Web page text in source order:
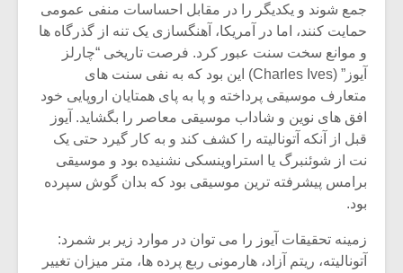
جمع شوند و یکدیگر را در مقابل احساسات منفی عمومی
حمایت کنند، اما در آمریکا، آهنگسازی یک تنه از گذرگاه ها
و موانع سخت سنت عبور کرد. فرصت تاریخی “چارلز
آیوز” (Charles Ives) این بود که به نفی سنت های
متعارف موسیقی پرداخته و پا به پای همتایان اروپایی خود
افق های نوین و شاداب موسیقی معاصر را بگشاید. آیوز
قبل از آنکه آتونالیته را کشف کند و به کار گیرد حتی یک
نت از شوئنبرگ یا استراوینسکی نشنیده بود و موسیقی
برامس پیشرفته ترین موسیقی بود که بدان گوش سپرده
بود.
زمینه تحقیقات آیوز را می توان در موارد زیر بر شمرد:
آتونالیته، ریتم آزاد، هارمونی ربع پرده ها، متر میزان تغییر